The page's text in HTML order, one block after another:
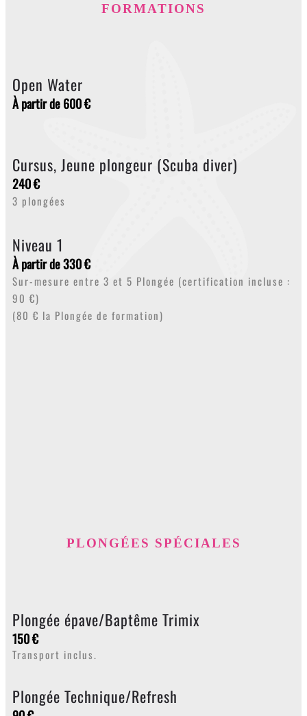
FORMATIONS
Open Water
À partir de 600 €
Cursus, Jeune plongeur (Scuba diver)
240 €
3 plongées
Niveau 1
À partir de 330 €
Sur-mesure entre 3 et 5 Plongée (certification incluse :
90 €)
(80 € la Plongée de formation)
PLONGÉES SPÉCIALES
Plongée épave/Baptême Trimix
150 €
Transport inclus.
Plongée Technique/Refresh